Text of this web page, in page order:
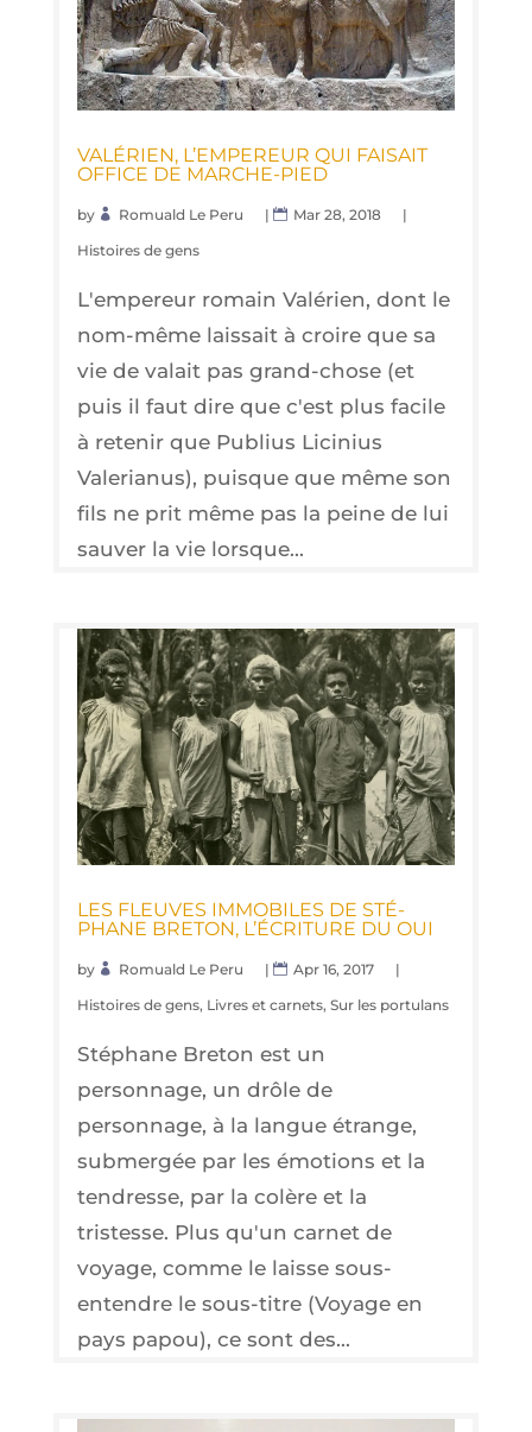
VALÉ­RIEN, L’EMPEREUR QUI FAI­SAIT
OFFICE DE MARCHE-PIED
by Romuald Le Peru | Mar 28, 2018
|
Histoires de gens
L'empereur romain Valérien, dont le
nom-même laissait à croire que sa
vie de valait pas grand-chose (et
puis il faut dire que c'est plus facile
à retenir que Publius Licinius
Valerianus), puisque que même son
fils ne prit même pas la peine de lui
sauver la vie lorsque...
LES FLEUVES IMMO­BILES DE STÉ­
PHANE BRE­TON, L’É­CRI­TURE DU OUI
by Romuald Le Peru | Apr 16, 2017
|
Histoires de gens, Livres et carnets, Sur les portulans
Stéphane Breton est un
personnage, un drôle de
personnage, à la langue étrange,
submergée par les émotions et la
tendresse, par la colère et la
tristesse. Plus qu'un carnet de
voyage, comme le laisse sous-
entendre le sous-titre (Voyage en
pays papou), ce sont des...